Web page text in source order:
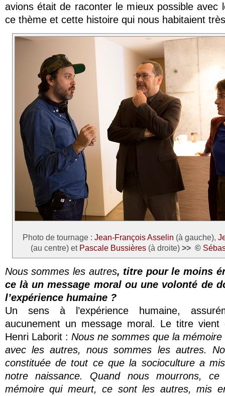
avions était de raconter le mieux possible avec
ce thème et cette histoire qui nous habitaient
Photo de tournage : Jean-François Asselin (à gauche),
(au centre) et Pascale Bussières(à droite) >> ©
Nous sommes les autres, titre pour le moins
ce là un message moral ou une volonté de
l’expérience humaine ?
Un sens à l’expérience humaine,
aucunement un message moral. Le titre vient
Henri Laborit : Nous ne sommes que la
avec les autres, nous sommes les autres.
constituée de tout ce que la socioculture a
notre naissance. Quand nous mourrons, ce
mémoire qui meurt, ce sont les autres, mis